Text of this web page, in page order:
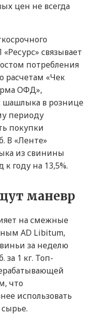
цен не всегда
связывает
потребления
расчетам «Чек
ОФД»,
шашлыка в рознице
периоду
покупки
В «Ленте»
из свинины
году на 13,5%.
маневр
на смежные
AD Libitum,
за неделю
за 1 кг. Топ-
что
использовать